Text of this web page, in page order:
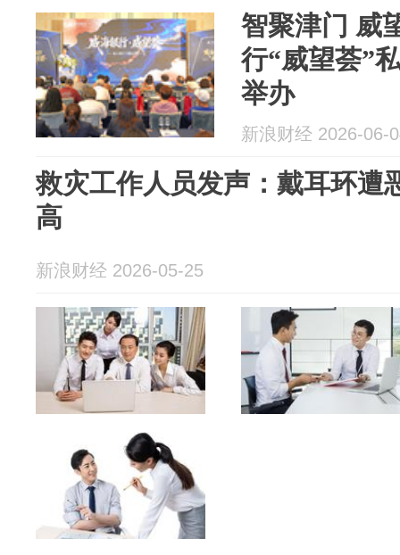
智聚津门 威
行“威望荟”
举办
新浪财经 2026-06-
救灾工作人员发声：戴耳环遭
高
新浪财经 2026-05-25